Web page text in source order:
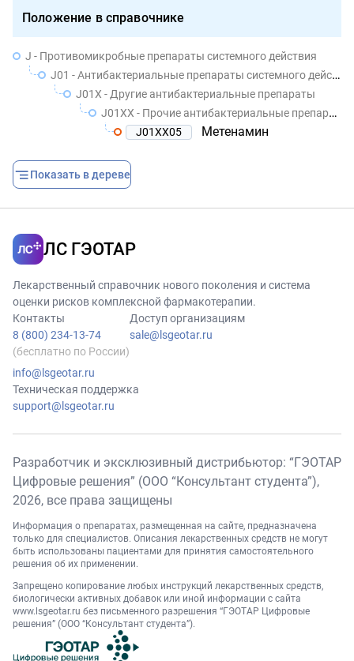
Положение в справочнике
J - Противомикробные препараты системного действия
J01 - Антибактериальные препараты системного действия
J01X - Другие антибактериальные препараты
J01XX - Прочие антибактериальные препараты
J01XX05
Метенамин
Показать в дереве
ЛС ГЭОТАР
Лекарственный справочник нового поколения и система
оценки рисков комплексной фармакотерапии.
Контакты
8 (800) 234-13-74
(бесплатно по России)
info@lsgeotar.ru
Доступ организациям
sale@lsgeotar.ru
Техническая поддержка
support@lsgeotar.ru
Разработчик и эксклюзивный дистрибьютор: “ГЭОТАР
Цифровые решения” (ООО “Консультант студента”),
2026, все права защищены
Информация о препаратах, размещенная на сайте, предназначена
только для специалистов. Описания лекарственных средств не могут
быть использованы пациентами для принятия самостоятельного
решения об их применении.
Запрещено копирование любых инструкций лекарственных средств,
биологически активных добавок или иной информации с сайта
www.lsgeotar.ru без письменного разрешения “ГЭОТАР Цифровые
решения” (ООО “Консультант студента”).